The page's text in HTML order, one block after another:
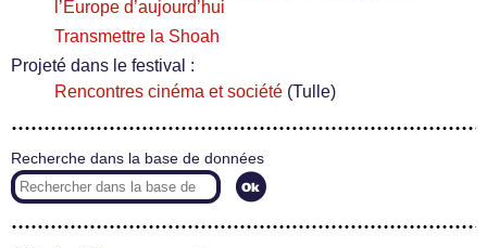
l’Europe d’aujourd’hui
Transmettre la Shoah
Projeté dans le festival :
Rencontres cinéma et société (Tulle)
Recherche dans la base de données